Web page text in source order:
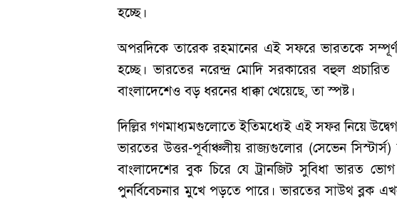
হচ্ছে।
অপরদিকে তারেক রহমানের এই সফরে ভারতকে সম্পূর্ণ
হচ্ছে। ভারতের নরেন্দ্র মোদি সরকারের বহুল প্রচারিত
বাংলাদেশেও বড় ধরনের ধাক্কা খেয়েছে, তা স্পষ্ট।
দিল্লির গণমাধ্যমগুলোতে ইতিমধ্যেই এই সফর নিয়ে
ভারতের উত্তর-পূর্বাঞ্চলীয় রাজ্যগুলোর (সেভেন
বাংলাদেশের বুক চিরে যে ট্রানজিট সুবিধা ভারত
পুনর্বিবেচনার মুখে পড়তে পারে। ভারতের সাউথ ব্লক